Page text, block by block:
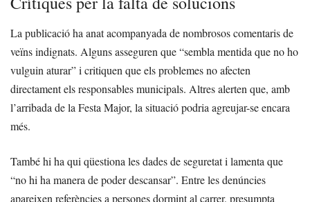
La publicació ha anat acompanyada de nombrosos comentaris de
veïns indignats. Alguns asseguren que “sembla mentida que no ho
vulguin aturar” i critiquen que els problemes no afecten
directament els responsables municipals. Altres alerten que, amb
l’arribada de la Festa Major, la situació podria agreujar-se encara
més.
També hi ha qui qüestiona les dades de seguretat i lamenta que
“no hi ha manera de poder descansar”. Entre les denúncies
apareixen referències a persones dormint al carrer, presumpta